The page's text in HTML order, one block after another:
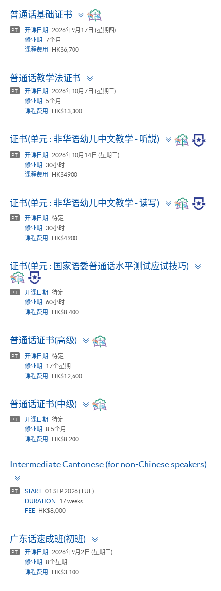
普通话基础证书
Toggle
panel
PT 开课日期
2026年9月17日 (星期四)
修业期
7个月
课程费用
HK$6,700
普通话教学法证书
PT 开课日期
2026年10月7日 (星期三)
修业期
5个月
课程费用
HK$13,300
证书(单元 : 非华语幼儿中文教学 - 听説)
Toggle
panel
PT 开课日期
2026年10月14日 (星期三)
修业期
30小时
课程费用
HK$4900
证书(单元 : 非华语幼儿中文教学 - 读写)
Toggle
panel
PT 开课日期
待定
修业期
30小时
课程费用
HK$4900
证书(单元 : 国家语委普通话水平测试应试技巧)
PT 开课日期
待定
修业期
60小时
课程费用
HK$8,400
普通话证书(高级)
Toggle
panel
PT 开课日期
待定
修业期
17个星期
课程费用
HK$12,600
普通话证书(中级)
Toggle
panel
PT 开课日期
待定
修业期
8.5个月
课程费用
HK$8,200
Intermediate Cantonese (for non-Chinese speakers)
PT START 01 SEP 2026 (TUE)
DURATION
17 weeks
FEE
HK$8,000
广东话速成班(初班)
PT 开课日期
2026年9月2日 (星期三)
修业期
8个星期
课程费用
HK$3,100